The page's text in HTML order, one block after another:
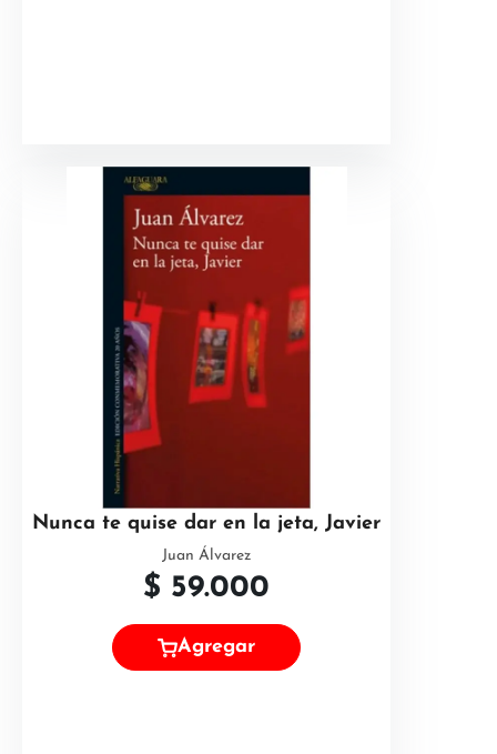
Nunca te quise dar en la jeta, Javier
Juan Álvarez
$ 59.000
Agregar